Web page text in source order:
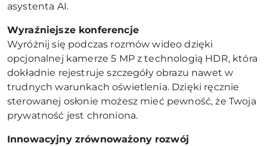
asystenta AI.
Wyraźniejsze konferencje
Wyróżnij się podczas rozmów wideo dzięki
opcjonalnej kamerze 5 MP z technologią HDR, która
dokładnie rejestruje szczegóły obrazu nawet w
trudnych warunkach oświetlenia. Dzięki ręcznie
sterowanej osłonie możesz mieć pewność, że Twoja
prywatność jest chroniona.
Innowacyjny zrównoważony rozwój